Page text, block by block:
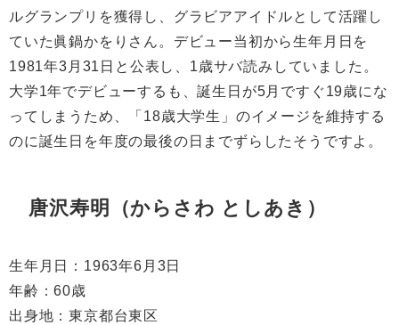
ルグランプリを獲得し、グラビアアイドルとして活躍し
ていた眞鍋かをりさん。デビュー当初から生年月日を
1981年3 月 31 日と公表し、 1歳サバ読みしていました。
大学1年でデビューするも、誕生日が5月ですぐ19歳にな
ってしまうため、「 18歳大学生」のイメージを維持する
のに誕生日を年度の最後の日までずらしたそうですよ。
唐沢寿明（からさわ としあき）
生年月日： 1963年6 月 3日
年齢：60歳
出身地：東京都台東区